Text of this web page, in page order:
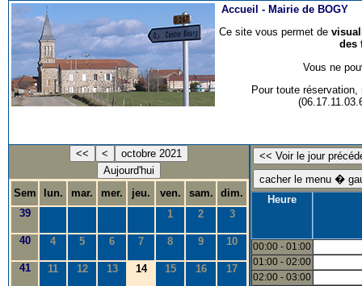
Accueil - Mairie de BOGY
Ce site vous permet de
des
Vous ne
Pour toute
<< <
octobre 2021
Aujourd'hui
Sem
lun. mar. mer. jeu. ven. sam.
dim.
39
1 2 3
40 4 5 6 7 8 9 10
41 11 12 13 14 15 16 17
Heure
00:00 - 01:00
01:00 - 02:00
02:00 - 03:00